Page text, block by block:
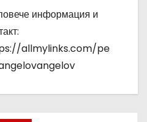
информация и
allmylinks.com/pe